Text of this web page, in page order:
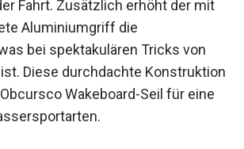
Fahrt. Zusätzlich erhöht der mit
Aluminiumgriff die
bei spektakulären Tricks von
Diese durchdachte Konstruktion
Wakeboard-Seil für eine